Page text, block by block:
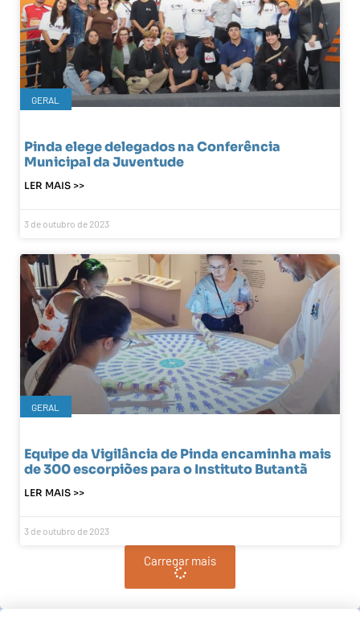
GERAL
Pinda elege delegados na Conferência
Municipal da Juventude
LER MAIS >>
3 de outubro de 2023
GERAL
Equipe da Vigilância de Pinda encaminha mais
de 300 escorpiões para o Instituto Butantã
LER MAIS >>
3 de outubro de 2023
Carregar mais